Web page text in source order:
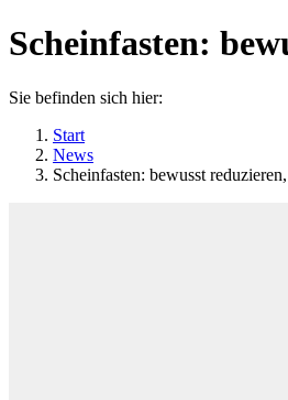
Scheinfasten:
Sie befinden sich hier:
Start
News
Scheinfasten: bewusst